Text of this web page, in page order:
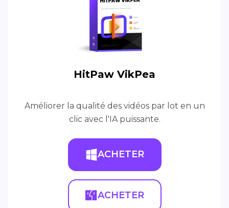
HitPaw VikPea
Améliorer la qualité des vidéos par lot en un
clic avec l'IA puissante.
ACHETER
ACHETER